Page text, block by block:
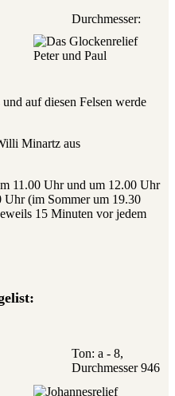
Durchmesser:
auf diesen Felsen werde
Minartz aus
11.00 Uhr und um 12.00 Uhr
Uhr (im Sommer um 19.30
15 Minuten vor jedem
Ton: a - 8,
Durchmesser 946